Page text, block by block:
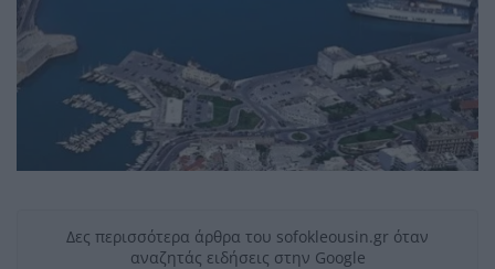
Δες περισσότερα άρθρα του sofokleousin.gr όταν
αναζητάς ειδήσεις στην Google